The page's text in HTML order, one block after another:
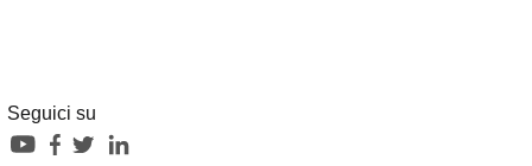
Seguici su